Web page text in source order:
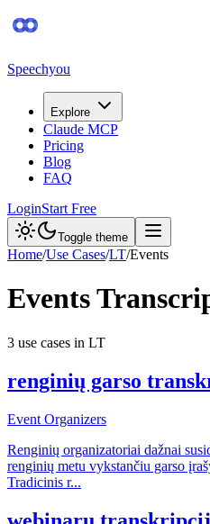
Speechyou
Explore
Claude MCP
Pricing
Blog
FAQ
LoginStart Free
Toggle theme
Home/Use Cases/LT/Events
Events
3 use cases in LT
renginių garso
Event Organizers
Renginių organizatoriai dažnai
renginių metu vykstančiu garso
Tradicinis r...